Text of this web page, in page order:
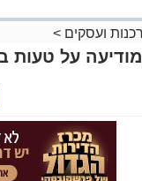
ועסקים >
על טעות